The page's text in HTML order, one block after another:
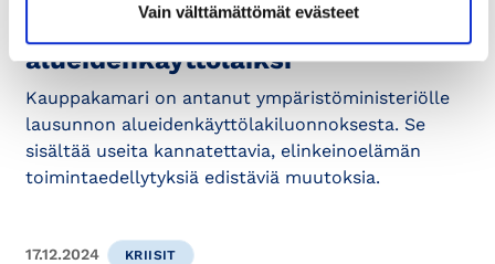
Vain välttämättömät evästeet
Esitys uudeksi
alueidenkäyttölaiksi
Kauppakamari on antanut ympäristöministeriölle
lausunnon alueidenkäyttölakiluonnoksesta. Se
sisältää useita kannatettavia, elinkeinoelämän
toimintaedellytyksiä edistäviä muutoksia.
17.12.2024 KRIISIT